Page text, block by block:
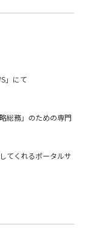
」にて
総務」のための専門
てくれるポータルサ